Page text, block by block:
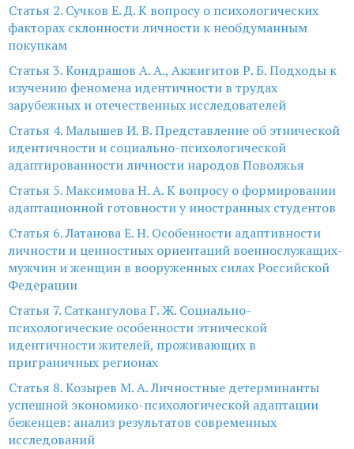
Статья 2. Сучков Е. Д. К вопросу о психологических
факторах склонности личности к необдуманным
покупкам
Статья 3. Кондрашов А. А., Акжигитов Р. Б. Подходы к
изучению феномена идентичности в трудах
зарубежных и отечественных исследователей
Статья 4. Малышев И. В. Представление об этнической
идентичности и социально-психологической
адаптированности личности народов Поволжья
Статья 5. Максимова Н. А. К вопросу о формировании
адаптационной готовности у иностранных студентов
Статья 6. Латанова Е. Н. Особенности адаптивности
личности и ценностных ориентаций военнослужащих-
мужчин и женщин в вооруженных силах Российской
Федерации
Статья 7. Саткангулова Г. Ж. Социально-
психологические особенности этнической
идентичности жителей, проживающих в
приграничных регионах
Статья 8. Козырев М. А. Личностные детерминанты
успешной экономико-психологической адаптации
беженцев: анализ результатов современных
исследований